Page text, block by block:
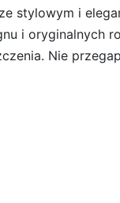
stylowym i
i oryginalnych
Nie